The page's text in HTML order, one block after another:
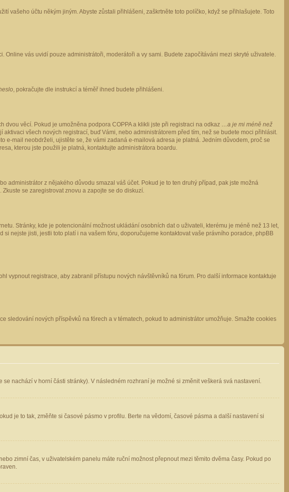
vašeho účtu někým jiným. Abyste zůstali přihlášeni, zaškrtněte toto políčko, když se přihlašujete. Toto
Online vás uvidí pouze administrátoři, moderátoři a vy sami. Budete započítáváni mezi skryté uživatele.
, pokračujte dle instrukcí a téměř ihned budete přihlášeni.
věcí. Pokud je umožněna podpora COPPA a klikli jste při registraci na odkaz …a je mi méně než
všech nových registrací, buď Vámi, nebo administrátorem před tím, než se budete moci přihlásit.
e-mail neobdrželi, ujistěte se, že vámi zadaná e-mailová adresa je platná. Jedním důvodem, proč se
kterou jste použili je platná, kontaktujte administrátora boardu.
administrátor z nějakého důvodu smazal váš účet. Pokud je to ten druhý případ, pak jste možná
se zaregistrovat znovu a zapojte se do diskuzí.
Stránky, kde je potencionální možnost ukládání osobních dat o uživateli, kterému je méně než 13 let,
nejste jisti, jestli toto platí i na vašem fóru, doporučujeme kontaktovat vaše právního poradce, phpBB
vypnout registrace, aby zabranil přístupu nových návštěvníků na fórum. Pro další informace kontaktuje
sledování nových příspěvků na fórech a v tématech, pokud to administrátor umožňuje. Smažte cookies
se nachází v horní části stránky). V následném rozhraní je možné si změnit veškerá svá nastavení.
je to tak, změňte si časové pásmo v profilu. Berte na vědomí, časové pásma a další nastavení si
zimní čas, v uživatelském panelu máte ruční možnost přepnout mezi těmito dvěma časy. Pokud po